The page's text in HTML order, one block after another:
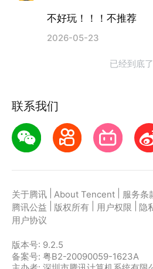
不好玩！！！不推荐
2026-05-23
已经到底了
联系我们
关于腾讯 About Tencent 服务条
腾讯公益
版权所有 用户权限 隐
用户协议
版本号: 9.2.5
备案号: 粤B2-20090059-1623A